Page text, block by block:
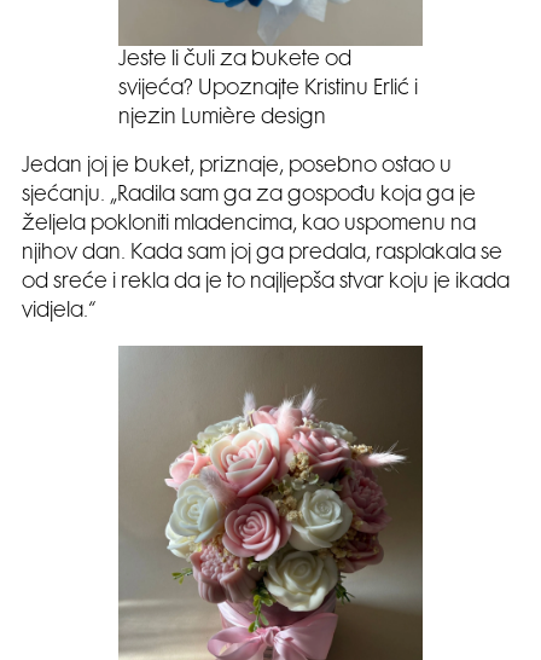
Jeste li čuli za bukete od
svijeća? Upoznajte Kristinu Erlić i
njezin Lumière design
Jedan joj je buket, priznaje, posebno ostao u
sjećanju. „Radila sam ga za gospođu koja ga je
željela pokloniti mladencima, kao uspomenu na
njihov dan. Kada sam joj ga predala, rasplakala se
od sreće i rekla da je to najljepša stvar koju je ikada
vidjela.“